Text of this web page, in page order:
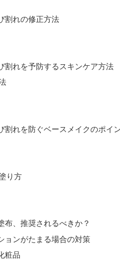
割れの修正方法
割れを予防するスキンケア方法
割れを防ぐベースメイクのポイ
り方
布、推奨されるべきか？
ョンがたまる場合の対策
粧品